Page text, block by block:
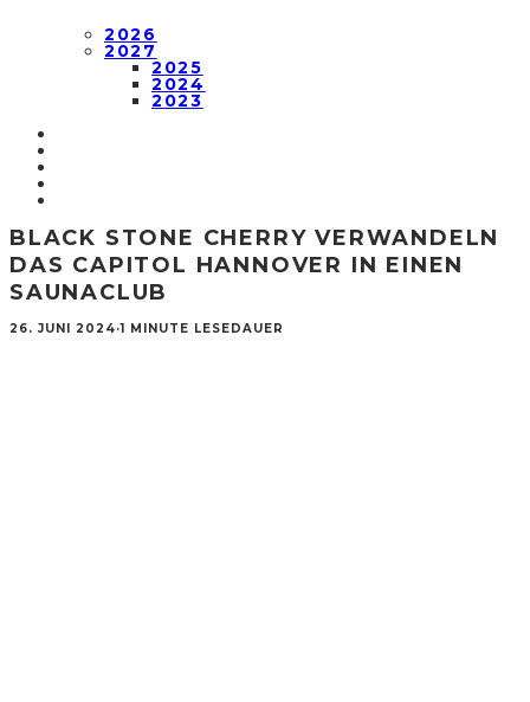
2026
2027
2025
2024
2023
BLACK STONE CHERRY VERWANDELN
DAS CAPITOL HANNOVER IN EINEN
SAUNACLUB
26. JUNI 2024·1 MINUTE LESEDAUER